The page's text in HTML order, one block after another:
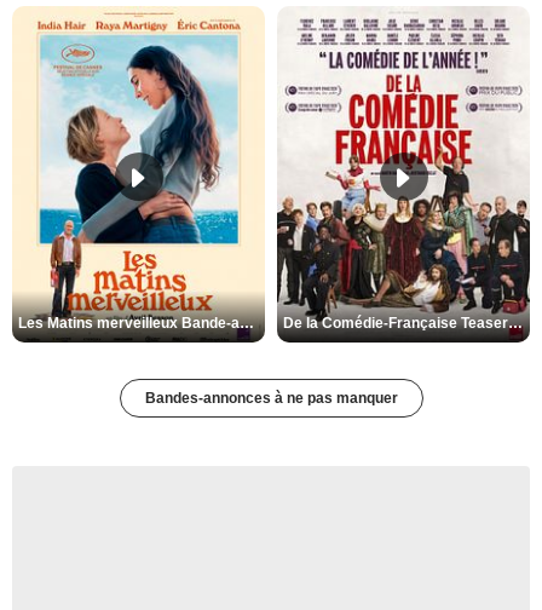
Les Matins merveilleux Bande-annonce VF De la Comédie-Française Teaser VF
Bandes-annonces à ne pas manquer